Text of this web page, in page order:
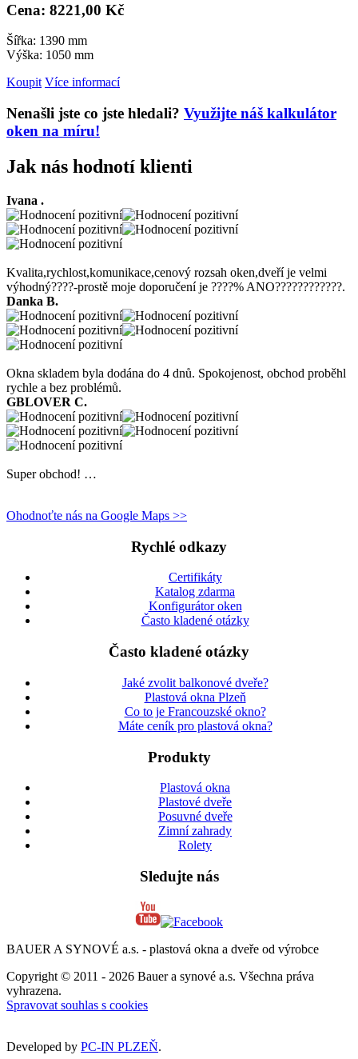
Cena: 8221,00 Kč
Šířka: 1390 mm
Výška: 1050 mm
Koupit Více informací
Nenašli jste co jste hledali? Využijte náš kalkulátor
oken na míru!
Jak nás hodnotí klienti
Ivana .
Kvalita,rychlost,komunikace,cenový rozsah oken,dveří je velmi
výhodný????-prostě moje doporučení je ????% ANO????????????.
Danka B.
Okna skladem byla dodána do 4 dnů. Spokojenost, obchod proběhl
rychle a bez problémů.
GBLOVER C.
Super obchod! …
Ohodnoťte nás na Google Maps >>
Rychlé odkazy
Certifikáty
Katalog zdarma
Konfigurátor oken
Často kladené otázky
Často kladené otázky
Jaké zvolit balkonové dveře?
Plastová okna Plzeň
Co to je Francouzské okno?
Máte ceník pro plastová okna?
Produkty
Plastová okna
Plastové dveře
Posuvné dveře
Zimní zahrady
Rolety
Sledujte nás
BAUER A SYNOVÉ a.s. - plastová okna a dveře od výrobce
Copyright © 2011 - 2026 Bauer a synové a.s. Všechna práva
vyhrazena.
Spravovat souhlas s cookies
Developed by PC-IN PLZEŇ.